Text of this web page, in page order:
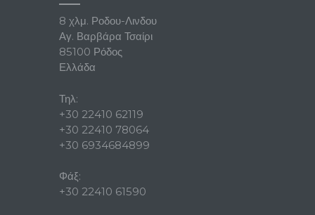
8 χλμ. Ροδου-Λινδου
Αγ. Βαρβάρα Τσαίρι
85100 Ρόδος
Ελλάδα
Τηλ:
+30 22410 62119
+30 22410 78064
+30 6934684899
Φάξ:
+30 22410 61590